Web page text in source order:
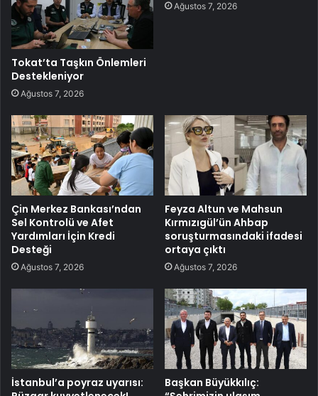
Tokat’ta Taşkın Önlemleri
Destekleniyor
Ağustos 7, 2026
Ağustos 7, 2026
Çin Merkez Bankası’ndan
Sel Kontrolü ve Afet
Yardımları İçin Kredi
Desteği
Ağustos 7, 2026
Feyza Altun ve Mahsun
Kırmızıgül’ün Ahbap
soruşturmasındaki ifadesi
ortaya çıktı
Ağustos 7, 2026
İstanbul’a poyraz uyarısı:
Başkan Büyükkılıç: